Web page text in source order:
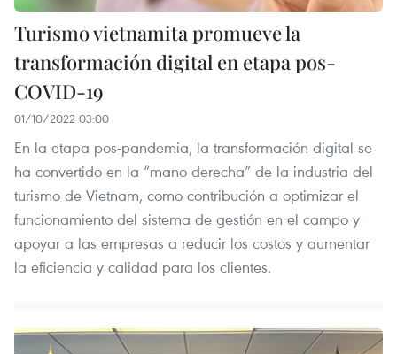
Turismo vietnamita promueve la
transformación digital en etapa pos-
COVID-19
01/10/2022 03:00
En la etapa pos-pandemia, la transformación digital se
ha convertido en la “mano derecha” de la industria del
turismo de Vietnam, como contribución a optimizar el
funcionamiento del sistema de gestión en el campo y
apoyar a las empresas a reducir los costos y aumentar
la eficiencia y calidad para los clientes.